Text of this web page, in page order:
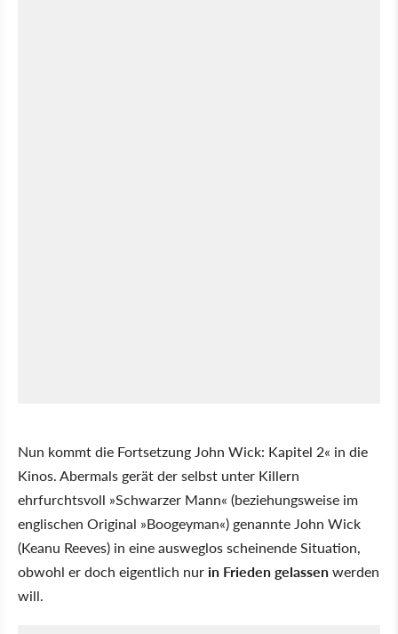
Nun kommt die Fortsetzung John Wick: Kapitel 2« in die
Kinos. Abermals gerät der selbst unter Killern
ehrfurchtsvoll »Schwarzer Mann« (beziehungsweise im
englischen Original »Boogeyman«) genannte John Wick
(Keanu Reeves) in eine ausweglos scheinende Situation,
obwohl er doch eigentlich nur in Frieden gelassenwerden
will.